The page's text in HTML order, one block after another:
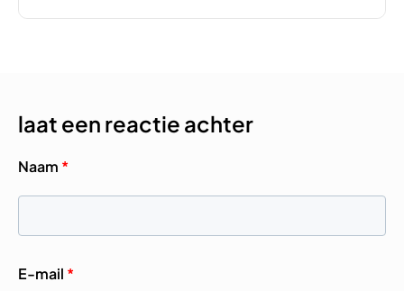
laat een reactie achter
Naam *
E-mail *